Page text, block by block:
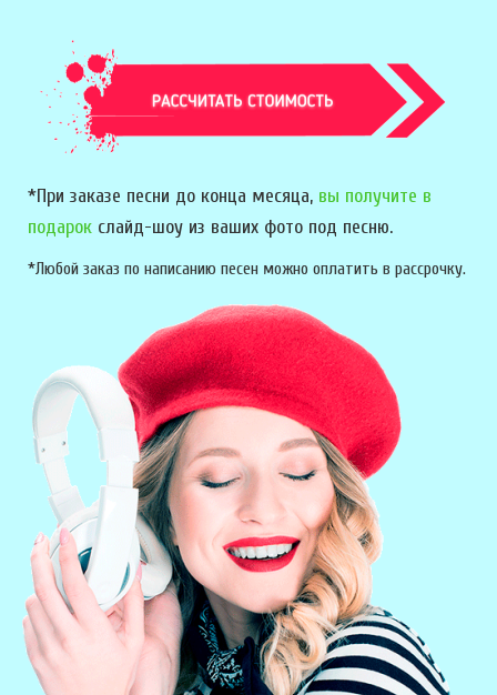
*При заказе песни до конца месяца, вы получите в
подарок слайд-шоу из ваших фото под песню.
*Любой заказ по написанию песен можно оплатить в рассрочку.